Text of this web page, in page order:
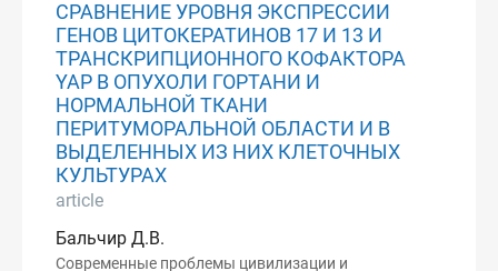
СРАВНЕНИЕ УРОВНЯ ЭКСПРЕССИИ
ГЕНОВ ЦИТОКЕРАТИНОВ 17 И 13 И
ТРАНСКРИПЦИОННОГО КОФАКТОРА
YAP В ОПУХОЛИ ГОРТАНИ И
НОРМАЛЬНОЙ ТКАНИ
ПЕРИТУМОРАЛЬНОЙ ОБЛАСТИ И В
ВЫДЕЛЕННЫХ ИЗ НИХ КЛЕТОЧНЫХ
КУЛЬТУРАХ
article
Бальчир Д.В.
Современные проблемы цивилизации и